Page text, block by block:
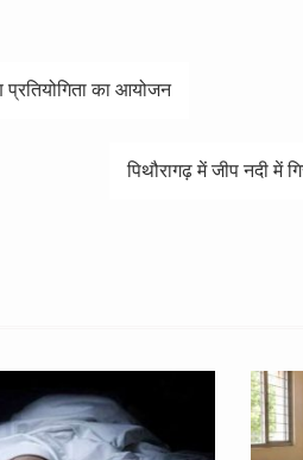
का आयोजन
पिथौरागढ़ में जीप नदी में